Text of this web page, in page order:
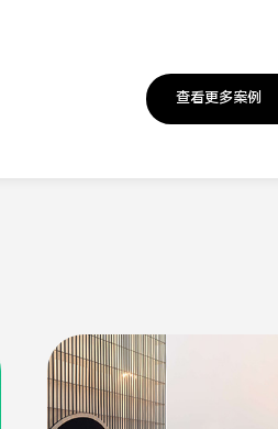
查看更多案例